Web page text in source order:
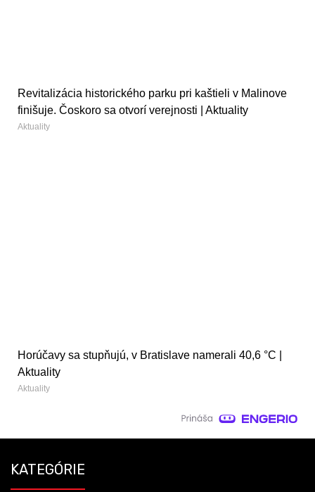
Revitalizácia historického parku pri kaštieli v Malinove
finišuje. Čoskoro sa otvorí verejnosti | Aktuality
Aktuality
Horúčavy sa stupňujú, v Bratislave namerali 40,6 °C |
Aktuality
Aktuality
KATEGÓRIE